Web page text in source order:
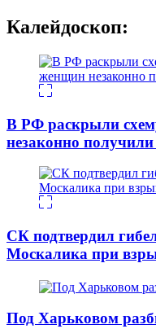
Калейдоскоп:
В РФ раскрыли
незаконно
СК подтвердил
Москалика при
Под Харьковом